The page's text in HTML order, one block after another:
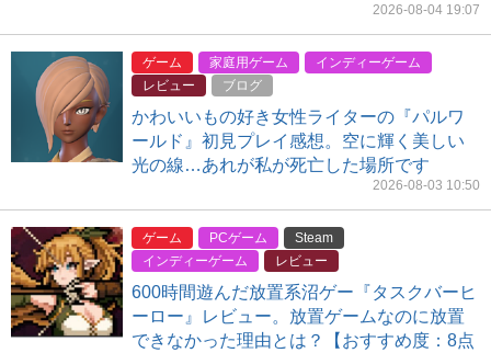
2026-08-04 19:07
ゲーム 家庭用ゲーム
インディーゲーム
レビュー
ブログ
かわいいもの好き女性ライターの『パルワ
ールド』初見プレイ感想。空に輝く美しい
光の線…あれが私が死亡した場所です
2026-08-03 10:50
ゲーム PCゲーム
Steam
インディーゲーム
レビュー
600時間遊んだ放置系沼ゲー『タスクバーヒ
ーロー』レビュー。放置ゲームなのに放置
できなかった理由とは？【おすすめ度：8点